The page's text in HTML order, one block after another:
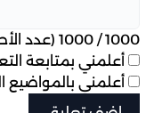
1000
/
1000 (عدد
أعلمني بمتابعة
أعلمني بالمواضيع